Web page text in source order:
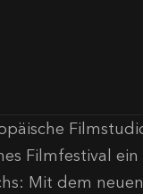
Filmfestival
Mit dem